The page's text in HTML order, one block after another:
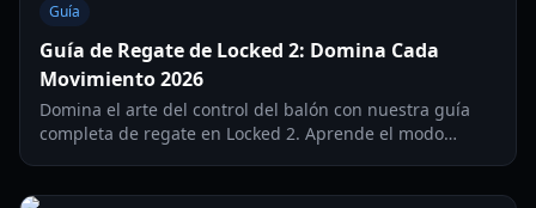
Guía
Guía de Regate de Locked 2: Domina Cada
Movimiento 2026
Domina el arte del control del balón con nuestra guía
completa de regate en Locked 2. Aprende el modo